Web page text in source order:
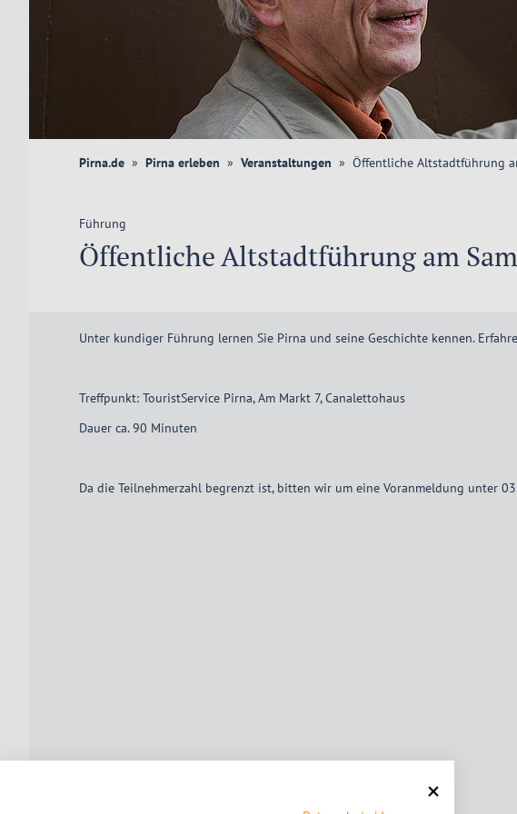
Pirna.de Pirna erleben Veranstaltungen Öffentliche Altstadtführung
Führung
Öffentliche Altstadtführung am
Unter kundiger Führung lernen Sie Pirna und seine Geschichte kennen.
Treffpunkt: TouristService Pirna, Am Markt 7, Canalettohaus
Dauer ca. 90 Minuten
Da die Teilnehmerzahl begrenzt ist, bitten wir um eine Voranmeldung unter